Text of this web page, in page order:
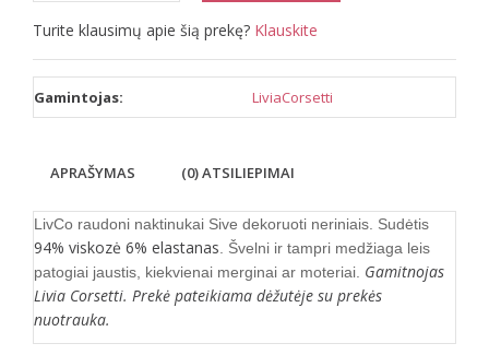
Turite klausimų apie šią prekę? Klauskite
Gamintojas: LiviaCorsetti
APRAŠYMAS (0) ATSILIEPIMAI
LivCo raudoni naktinukai Sive dekoruoti neriniais. Sudėtis
94% viskozė 6% elastanas . Švelni ir tampri medžiaga leis
patogiai jaustis, kiekvienai merginai ar moteriai. Gamitnojas
Livia Corsetti. Prekė pateikiama dėžutėje su prekės
nuotrauka.